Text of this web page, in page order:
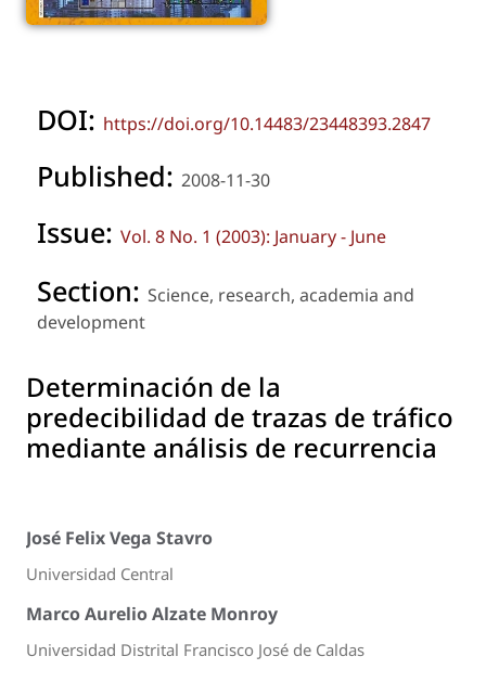
DOI: https://doi.org/10.14483/23448393.2847
Published: 2008-11-30
Issue: Vol. 8 No. 1 (2003): January - June
Section: Science, research, academia and
development
Determinación de la
predecibilidad de trazas de tráfico
mediante análisis de recurrencia
José Felix Vega Stavro
Universidad Central
Marco Aurelio Alzate Monroy
Universidad Distrital Francisco José de Caldas